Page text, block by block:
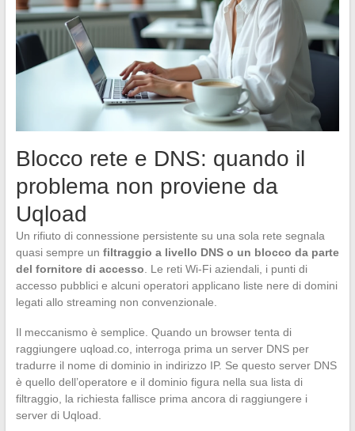
Blocco rete e DNS: quando il
problema non proviene da
Uqload
Un rifiuto di connessione persistente su una sola rete segnala
quasi sempre un filtraggio a livello DNS o un blocco da parte
del fornitore di accesso . Le reti Wi-Fi aziendali, i punti di
accesso pubblici e alcuni operatori applicano liste nere di domini
legati allo streaming non convenzionale.
Il meccanismo è semplice. Quando un browser tenta di
raggiungere uqload.co, interroga prima un server DNS per
tradurre il nome di dominio in indirizzo IP. Se questo server DNS
è quello dell’operatore e il dominio figura nella sua lista di
filtraggio, la richiesta fallisce prima ancora di raggiungere i
server di Uqload.